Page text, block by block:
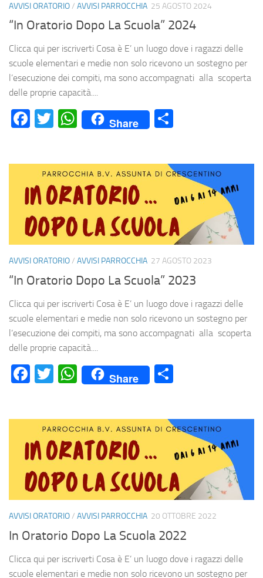
AVVISI ORATORIO/ AVVISI PARROCCHIA 25 AGOSTO 2024
“In Oratorio Dopo La Scuola” 2024
Clicca qui per iscriverti Cosa è E’ un luogo dove i ragazzi delle
scuole elementari e medie non solo ricevono un sostegno per
l’esecuzione dei compiti, ma sono accompagnati alla scoperta
delle proprie capacità....
Facebook
Twitter
WhatsApp
Share
AVVISI ORATORIO/ AVVISI PARROCCHIA 27 AGOSTO 2023
“In Oratorio Dopo La Scuola” 2023
Clicca qui per iscriverti Cosa è E’ un luogo dove i ragazzi delle
scuole elementari e medie non solo ricevono un sostegno per
l’esecuzione dei compiti, ma sono accompagnati alla scoperta
delle proprie capacità....
Facebook
Twitter
WhatsApp
Share
AVVISI ORATORIO/ AVVISI PARROCCHIA 20 OTTOBRE 2022
In Oratorio Dopo La Scuola 2022
Clicca qui per iscriverti Cosa è E’ un luogo dove i ragazzi delle
scuole elementari e medie non solo ricevono un sostegno per